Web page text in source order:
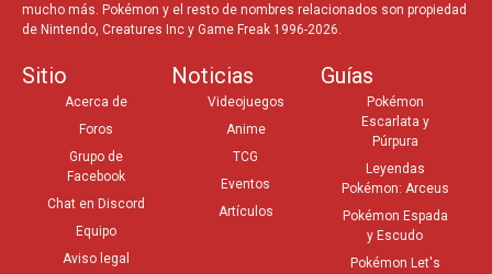
mucho más. Pokémon y el resto de nombres relacionados son propiedad
de Nintendo, Creatures Inc y Game Freak 1996-2026.
Sitio
Acerca de
Foros
Grupo de
Facebook
Chat en Discord
Equipo
Aviso legal
Noticias
Videojuegos
Anime
TCG
Eventos
Artículos
Guías
Pokémon
Escarlata y
Púrpura
Leyendas
Pokémon: Arceus
Pokémon Espada
y Escudo
Pokémon Let's